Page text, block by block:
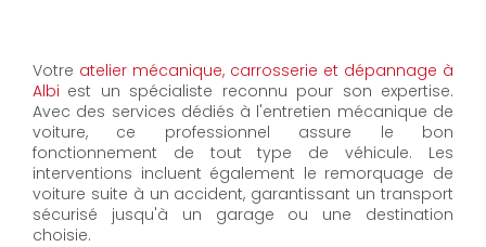
Votre atelier mécanique, carrosserie et dépannage à
Albi est un spécialiste reconnu pour son expertise.
Avec des services dédiés à l'entretien mécanique de
voiture, ce professionnel assure le bon
fonctionnement de tout type de véhicule. Les
interventions incluent également le remorquage de
voiture suite à un accident, garantissant un transport
sécurisé jusqu'à un garage ou une destination
choisie.